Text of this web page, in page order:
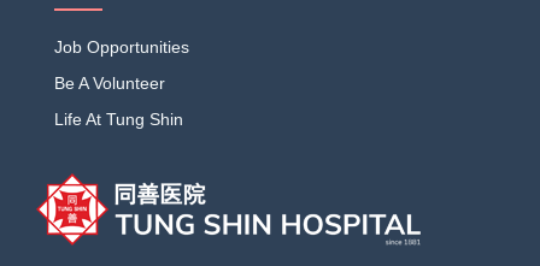
Job Opportunities
Be A Volunteer
Life At Tung Shin